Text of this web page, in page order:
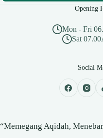
Opening
Mon - Fri
Sat
Social
“Memegang Aqidah,